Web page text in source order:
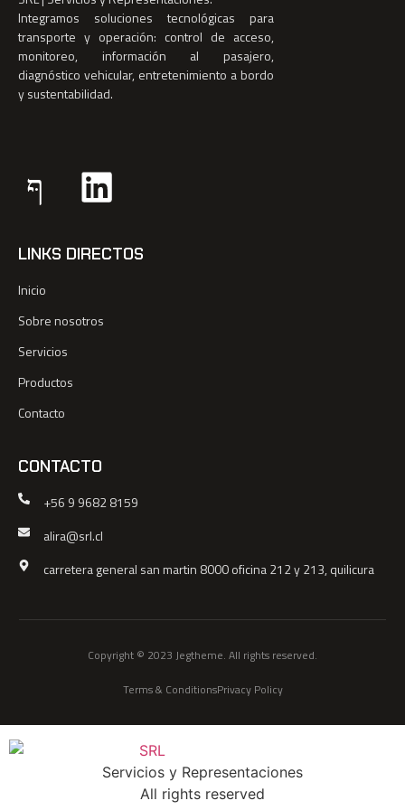
Integramos soluciones tecnológicas para
transporte y operación: control de acceso,
monitoreo, información al pasajero,
diagnóstico vehicular, entretenimiento a bordo
y sustentabilidad.
LINKS DIRECTOS
Inicio
Sobre nosotros
Servicios
Productos
Contacto
CONTACTO
+56 9 9682 8159
alira@srl.cl
carretera general san martin 8000 oficina 212 y 213, quilicura
Copyright © 2023 Jegtheme. All rights reserved.
Terms & ConditionsPrivacy Policy
Servicios y Representaciones
All rights reserved